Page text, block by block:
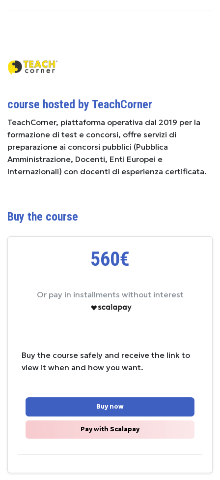
course hosted by TeachCorner
TeachCorner, piattaforma operativa dal 2019 per la
formazione di test e concorsi, offre servizi di
preparazione ai concorsi pubblici (Pubblica
Amministrazione, Docenti, Enti Europei e
Internazionali) con docenti di esperienza certificata.
Buy the course
560€
Or pay in installments without interest
Buy the course safely and receive the link to
view it when and how you want.
Buy now
Pay with Scalapay